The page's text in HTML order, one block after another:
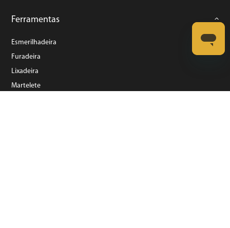
Ferramentas
Esmerilhadeira
Furadeira
Lixadeira
Martelete